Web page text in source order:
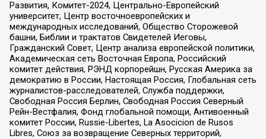
Развития, Комитет-2024, Центрально-Европейский
университет, Центр восточноевропейских и
международных исследований, Общество Сторожевой
башни, Библии и трактатов Свидетелей Иеговы,
Гражданский Совет, Центр анализа европейской политики,
Академическая сеть Восточная Европа, Российский
комитет действия, РЭНД корпорейшн, Русская Америка за
демократию в России, Настоящая Россия, Глобальная сеть
журналистов-расследователей, Служба поддержки,
Свободная Россия Берлин, Свободная Россия Северный
Рейн-Вестфалия, Фонд глобальной помощи, Антивоенный
комитет России, Russie-Libertes, La Asocicion de Rusos
Libres, Союз за возвращение Северных территорий,